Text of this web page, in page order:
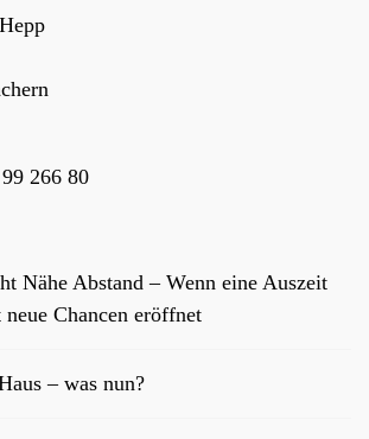
266 80
Nähe Abstand – Wenn eine Auszeit
Chancen eröffnet
– was nun?